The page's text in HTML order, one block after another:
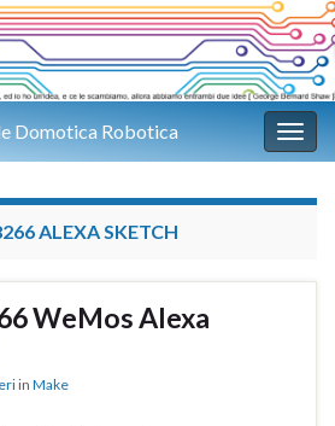
Domotica Robotica
ALEXA SKETCH
WeMos Alexa
in Make